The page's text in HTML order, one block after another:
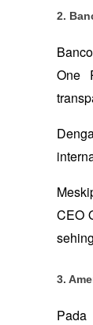
2.
One
CEO
3.